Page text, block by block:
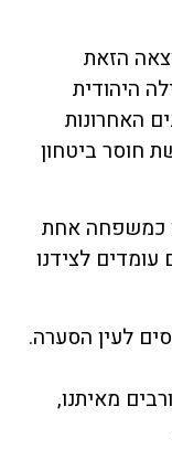
הזאת
היהודית
האחרונות
חוסר ביטחון
כמשפחה אחת
לצידנו
לעין הסערה.
מאיתנו,